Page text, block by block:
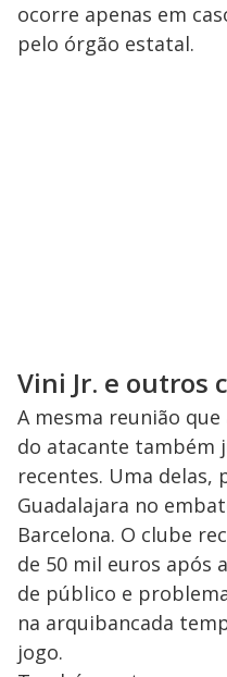
ocorre apenas em
pelo órgão estatal.
Vini Jr. e outros
A mesma reunião
do atacante também
recentes. Uma delas,
Guadalajara no
Barcelona. O clube
de 50 mil euros após
de público e
na arquibancada
jogo.